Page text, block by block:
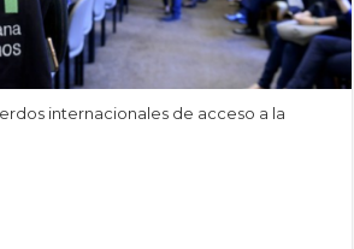
internacionales de acceso a la